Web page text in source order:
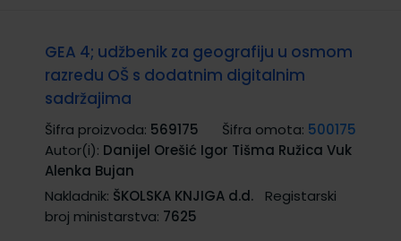
GEA 4; udžbenik za geografiju u osmom
razredu OŠ s dodatnim digitalnim
sadržajima
Šifra proizvoda: 569175 Šifra omota: 500175
Autor(i): Danijel Orešić Igor Tišma Ružica Vuk
Alenka Bujan
Nakladnik: ŠKOLSKA KNJIGA d.d.
Registarski
broj ministarstva: 7625